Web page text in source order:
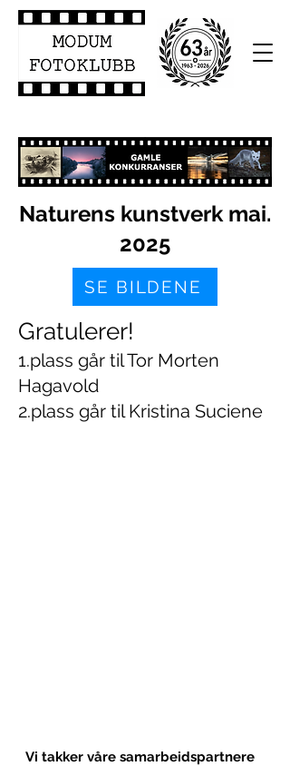
Naturens kunstverk mai.
2025
SE BILDENE
Gratulerer!
1.plass går til Tor Morten
Hagavold
2.plass går til Kristina Suciene
Vi takker våre samarbeidspartnere